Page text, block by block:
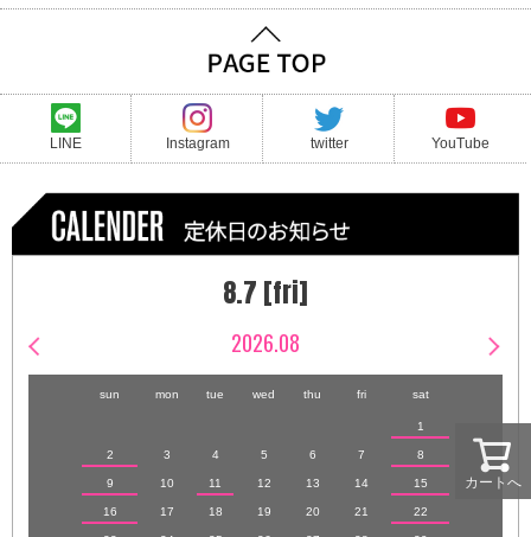
カートへ
LINE Instagram twitter YouTube
8.7 [fri]
2026.08
sun mon tue wed thu fri sat
1
2 3 4 5 6 7 8
9 10 11 12 13 14 15
16 17 18 19 20 21 22